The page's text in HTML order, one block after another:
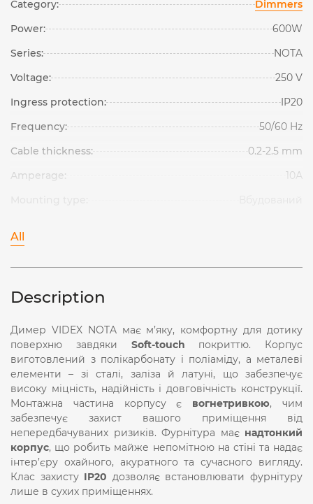
Category:
Dimmers
Power:
600W
Series:
NOTA
Voltage:
250 V
Ingress protection:
IP20
Frequency:
50/60 Hz
Cable thickness:
0.2-2.5 mm
Amperage:
10А
All
Description
Димер VIDEX NOTA має м’яку, комфортну для дотику
поверхню завдяки Soft-touch покриттю. Корпус
виготовлений з полікарбонату і поліаміду, а металеві
елементи – зі сталі, заліза й латуні, що забезпечує
високу міцність, надійність і довговічність конструкції.
Монтажна частина корпусу є вогнетривкою, чим
забезпечує захист вашого приміщення від
непередбачуваних ризиків. Фурнітура має надтонкий
корпус, що робить майже непомітною на стіні та надає
інтер’єру охайного, акуратного та сучасного вигляду.
Клас захисту IP20 дозволяє встановлювати фурнітуру
лише в сухих приміщеннях.